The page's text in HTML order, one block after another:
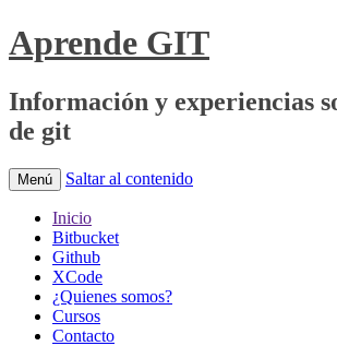
Aprende GIT
Información y experiencias
de git
Menú Saltar al contenido
Inicio
Bitbucket
Github
XCode
¿Quienes somos?
Cursos
Contacto